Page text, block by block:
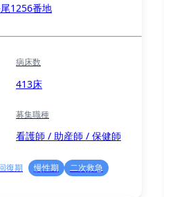
1256番地
病床数
413床
募集職種
看護師 / 助産師 / 保健師
復期 慢性期
二次救急